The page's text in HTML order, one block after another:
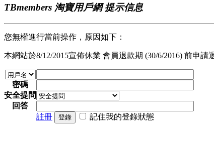
TBmembers 淘寶用戶網 提示信息
您無權進行當前操作，原因如下：
本網站於8/12/2015宣佈休業 會員退款期 (30/6/2016) 前申
密碼
安全提問
回答
註冊
登錄 記住我的登錄狀態